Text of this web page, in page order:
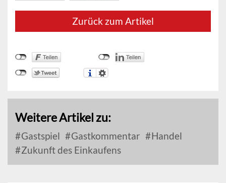
Zurück zum Artikel
Weitere Artikel zu:
Gastspiel Gastkommentar
Handel
Zukunft des Einkaufens